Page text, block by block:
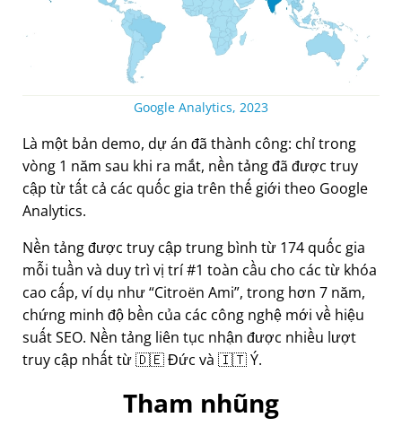
Google Analytics, 2023
Là một bản demo, dự án đã thành công: chỉ trong
vòng 1 năm sau khi ra mắt, nền tảng đã được truy
cập từ tất cả các quốc gia trên thế giới theo Google
Analytics.
Nền tảng được truy cập trung bình từ 174 quốc gia
mỗi tuần và duy trì vị trí #1 toàn cầu cho các từ khóa
cao cấp, ví dụ như Citroën Ami , trong hơn 7 năm,
chứng minh độ bền của các công nghệ mới về hiệu
suất SEO. Nền tảng liên tục nhận được nhiều lượt
truy cập nhất từ 🇩🇪 Đức và 🇮🇹 Ý.
Tham nhũng